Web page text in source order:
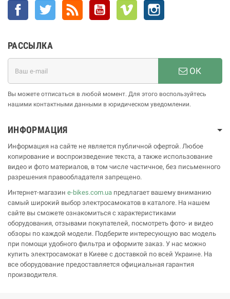
Facebook Twitter YouTube Vimeo
РАССЫЛКА
ОК
Вы можете отписаться в любой момент. Для этого воспользуйтесь
нашими контактными данными в юридическом уведомлении.
ИНФОРМАЦИЯ
Информация на сайте не является публичной офертой. Любое
копирование и воспроизведение текста, а также использование
видео и фото материалов, в том числе частичное, без письменного
разрешения правообладателя запрещено.
Интернет-магазин e-bikes.com.ua предлагает вашему вниманию
самый широкий выбор электросамокатов в каталоге. На нашем
сайте вы сможете ознакомиться с характеристиками
оборудования, отзывами покупателей, посмотреть фото- и видео
обзоры по каждой модели. Подберите интересующую вас модель
при помощи удобного фильтра и оформите заказ. У нас можно
купить электросамокат в Киеве с доставкой по всей Украине. На
все оборудование предоставляется официальная гарантия
производителя.